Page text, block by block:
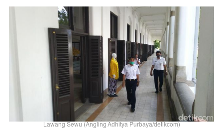
Lawang Sewu (Angling Adhitya Purbaya/detikcom)